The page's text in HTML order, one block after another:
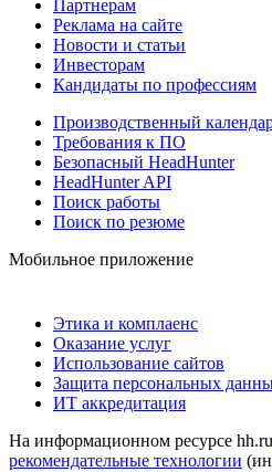
Партнерам
Реклама на сайте
Новости и статьи
Инвесторам
Кандидаты по профессиям
Производственный
Требования к ПО
Безопасный HeadHunter
HeadHunter API
Поиск работы
Поиск по резюме
Мобильное приложение
Этика и комплаенс
Оказание услуг
Использование сайтов
Защита персональных
ИТ аккредитация
На информационном ресурсе hh.ru
рекомендательные технологии